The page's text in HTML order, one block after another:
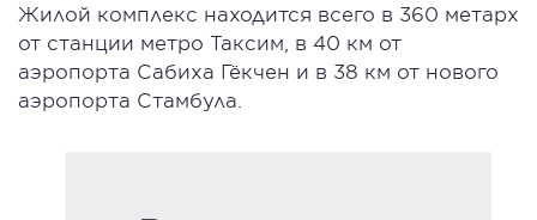
Жилой комплекс находится всего в 360 метарх
от станции метро Таксим, в 40 км от
аэропорта Сабиха Гёкчен и в 38 км от нового
аэропорта Стамбула.